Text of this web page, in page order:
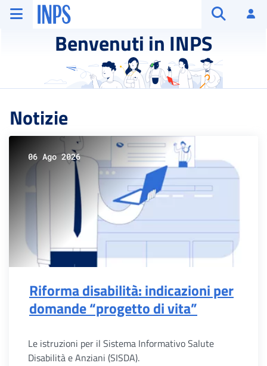
Vai al menu principale
Vai al contenuto principale
Vai al pie' di pagina
INPS ()
Benvenuti in INPS
Notizie
06 Ago 2026
Riforma disabilità: indicazioni per
domande “progetto di vita”
Le istruzioni per il Sistema Informativo Salute
Disabilità e Anziani (SISDA).